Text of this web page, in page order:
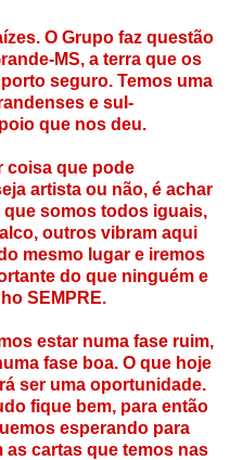
O Grupo faz questão
MS, a terra que os
seguro. Temos uma
e sul-
que nos deu.
coisa que pode
artista ou não, é achar
somos todos iguais,
outros vibram aqui
mesmo lugar e iremos
do que ninguém e
SEMPRE.
estar numa fase ruim,
fase boa. O que hoje
ser uma oportunidade.
fique bem, para então
esperando para
as cartas que temos nas